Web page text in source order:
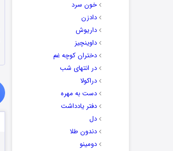
خون سرد
دادزن
داریوش
داوینچیز
دختران کوچه غم
در انتهای شب
دراکولا
دست به مهره
دفتر یادداشت
دل
دندون طلا
دومینو